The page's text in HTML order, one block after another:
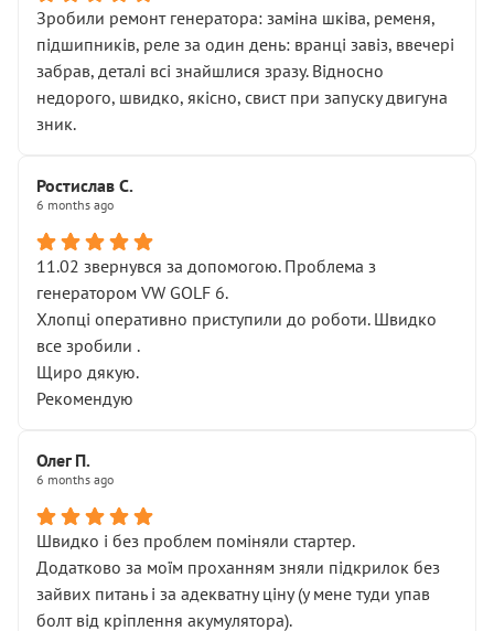
Зробили ремонт генератора: заміна шківа, ременя,
підшипників, реле за один день: вранці завіз, ввечері
забрав, деталі всі знайшлися зразу. Відносно
недорого, швидко, якісно, свист при запуску двигуна
зник.
Ростислав С.
6 months ago
11.02 звернувся за допомогою. Проблема з
генератором VW GOLF 6.
Хлопці оперативно приступили до роботи. Швидко
все зробили .
Щиро дякую.
Рекомендую
Олег П.
6 months ago
Швидко і без проблем поміняли стартер.
Додатково за моїм проханням зняли підкрилок без
зайвих питань і за адекватну ціну (у мене туди упав
болт від кріплення акумулятора).